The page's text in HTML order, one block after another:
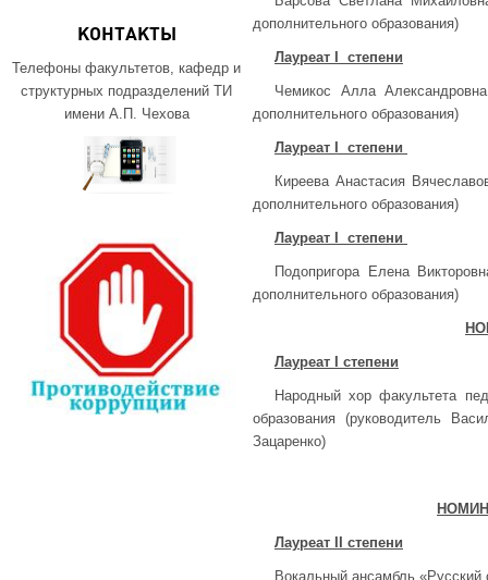
КОНТАКТЫ
Телефоны факультетов, кафедр и
структурных подразделений ТИ
имени А.П. Чехова
дополнительного образования)
Лауреат степени
Чемикос Алла
дополнительного образования)
Лауреат степени
Киреева Анастасия
дополнительного образования)
Лауреат степени
Подопригора Елена
дополнительного образования)
Лауреат степени
Народный хор факультета
образования (руководитель
Зацаренко)
Лауреат степени
Вокальный ансамбль «Русский